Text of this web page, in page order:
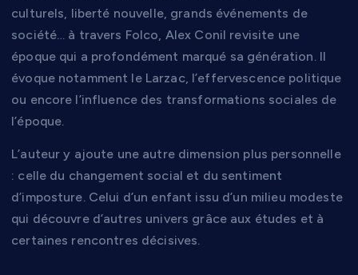
culturels, liberté nouvelle, grands événements de
société… à travers Folco, Alex Conil revisite une
époque qui a profondément marqué sa génération. Il
évoque notamment le Larzac, l’effervescence politique
ou encore l’influence des transformations sociales de
l’époque.
L’auteur y ajoute une autre dimension plus personnelle
: celle du changement social et du sentiment
d’imposture. Celui d’un enfant issu d’un milieu modeste
qui découvre d’autres univers grâce aux études et à
certaines rencontres décisives.